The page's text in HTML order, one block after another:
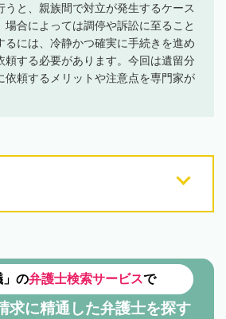
うと、親族間で対立が発生するケース
場合によっては調停や訴訟に至ること
るには、冷静かつ確実に手続きを進め
頼する必要があります。今回は遺留分
依頼するメリットや注意点を専門家が
」の弁護士検索サービスで
求に精通した弁護士を探す